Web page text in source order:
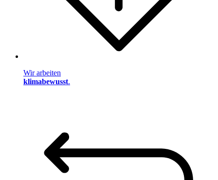
Wir arbeiten
klimabewusst.